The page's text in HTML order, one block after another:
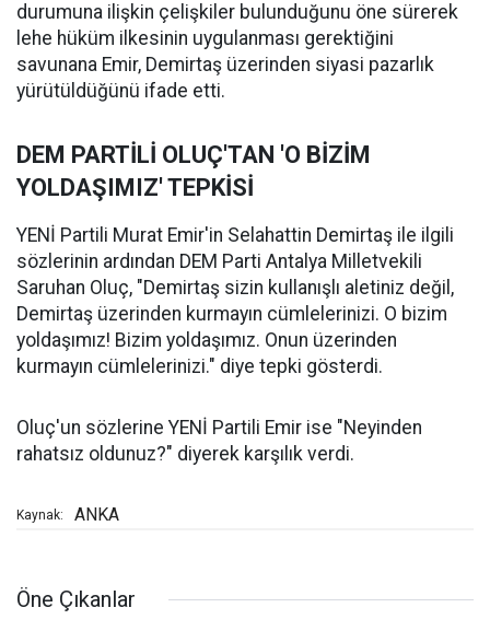
durumuna ilişkin çelişkiler bulunduğunu öne sürerek
lehe hüküm ilkesinin uygulanması gerektiğini
savunana Emir, Demirtaş üzerinden siyasi pazarlık
yürütüldüğünü ifade etti.
DEM PARTİLİ OLUÇ'TAN 'O BİZİM
YOLDAŞIMIZ' TEPKİSİ
YENİ Partili Murat Emir'in Selahattin Demirtaş ile ilgili
sözlerinin ardından DEM Parti Antalya Milletvekili
Saruhan Oluç, "Demirtaş sizin kullanışlı aletiniz değil,
Demirtaş üzerinden kurmayın cümlelerinizi. O bizim
yoldaşımız! Bizim yoldaşımız. Onun üzerinden
kurmayın cümlelerinizi." diye tepki gösterdi.
Oluç'un sözlerine YENİ Partili Emir ise "Neyinden
rahatsız oldunuz?" diyerek karşılık verdi.
Kaynak: ANKA
Öne Çıkanlar